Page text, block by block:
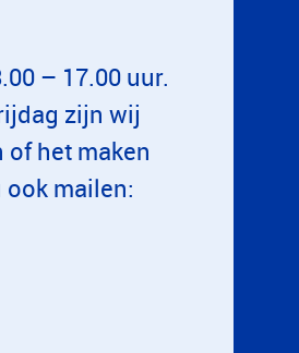
– 17.00 uur.
zijn wij
het maken
mailen: